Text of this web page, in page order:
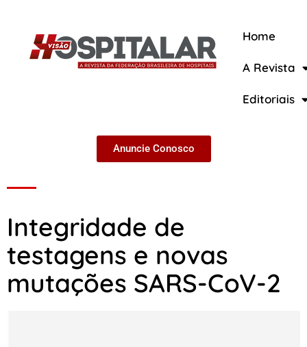
Home
A Revista
Editoriais
Anuncie Conosco
Integridade de
testagens e novas
mutações SARS-CoV-2